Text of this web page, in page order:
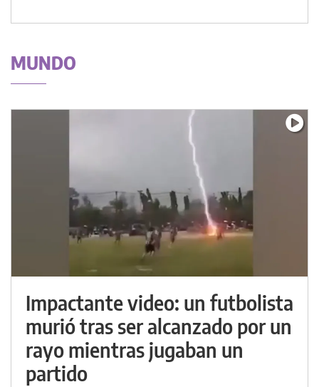
MUNDO
Impactante video: un futbolista
murió tras ser alcanzado por un
rayo mientras jugaban un
partido